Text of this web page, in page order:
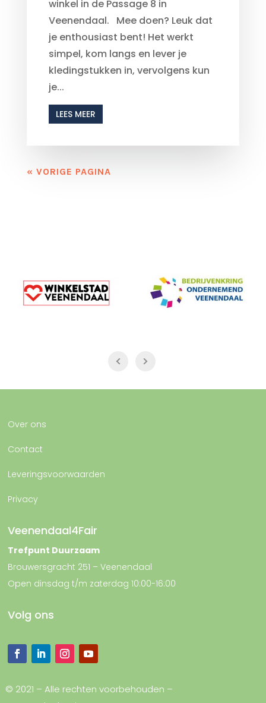
winkel in de Passage 8 in
Veenendaal. Mee doen? Leuk dat
je enthousiast bent! Het werkt
simpel, kom langs en lever je
kledingstukken in, vervolgens kun
je...
LEES MEER
« VORIGE PAGINA
Over ons
Contact
Leveringsvoorwaarden
Privacy
Veenendaal4Fair
Trefpunt Duurzaam
Brouwersgracht 251 – Veenendaal
Open dinsdag t/m zaterdag 10:00-16:00
Volg ons
© 2021 – Alle rechten voorbehouden –